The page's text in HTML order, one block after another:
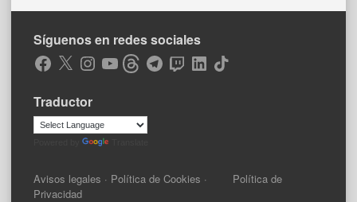
Síguenos en redes sociales
Facebook
X Instagram
YouTubeThreadsTelegramTwitchLinkedIn
TikTok
Traductor
Avisos legales · Política de Cookies · Política de
Privacidad